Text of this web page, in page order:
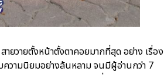
ยวายตั้งหน้าตั้งตาคอยมากที่สุด อย่าง เรื่อง
วามนิยมอย่างล้นหลาม จนมีผู้อ่านกว่า 7